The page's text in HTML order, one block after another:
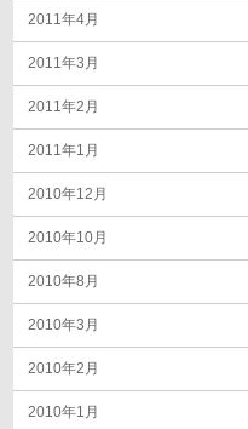
2011年4月
2011年3月
2011年2月
2011年1月
2010年12月
2010年10月
2010年8月
2010年3月
2010年2月
2010年1月